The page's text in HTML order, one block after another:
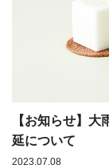
【お知らせ】
延について
2023.07.08